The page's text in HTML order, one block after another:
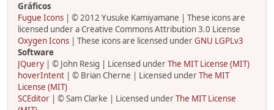
Gráficos
Fugue Icons | © 2012 Yusuke Kamiyamane | These icons are
licensed under a Creative Commons Attribution 3.0 License
Oxygen Icons | These icons are licensed underGNU LGPLv3
Software
JQuery | © John Resig | Licensed underThe MIT License (MIT)
hoverIntent | © Brian Cherne | Licensed underThe MIT
License (MIT)
SCEditor | © Sam Clarke | Licensed underThe MIT License